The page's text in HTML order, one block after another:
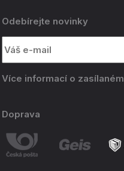
Odebírejte novinky
Více informací o zasílaném
Doprava